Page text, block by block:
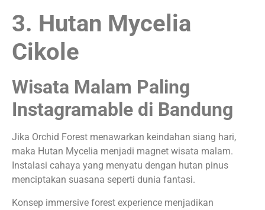
3. Hutan Mycelia
Cikole
Wisata Malam Paling
Instagramable di Bandung
Jika Orchid Forest menawarkan keindahan siang hari,
maka Hutan Mycelia menjadi magnet wisata malam.
Instalasi cahaya yang menyatu dengan hutan pinus
menciptakan suasana seperti dunia fantasi.
Konsep immersive forest experience menjadikan